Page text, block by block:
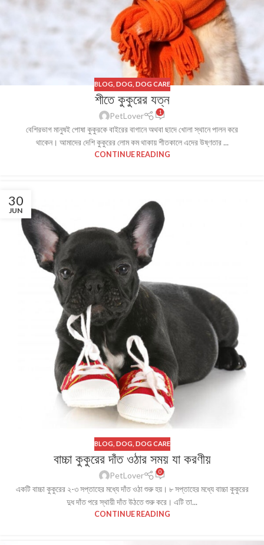
BLOG DOG DOG CARE
শীতে কুকুরের যত্ন
PetLover 1
বেশিরভাগ মানুষই পোষা কুকুরকে বাইরের বাগানে অথবা ছাদে খোলা স্থানে পালন করে
থাকেন। আমাদের দেশি কুকুরের লোম কম থাকায় শীতকালে এদের উষ্ণতার ...
CONTINUE READING
30
JUN
BLOG DOG DOG CARE
বাচ্চা কুকুরের দাঁত ওঠার সময় যা করণীয়
PetLover 0
একটি বাচ্চা কুকুরের ২-৩ সপ্তাহের মধ্যে দাঁত ওঠা শুরু হয়। ৮ সপ্তাহের মধ্যে বাচ্চা কুকুরের
দুধ দাঁত পরে স্থায়ী দাঁত উঠতে শুরু করে। এটি তা...
CONTINUE READING